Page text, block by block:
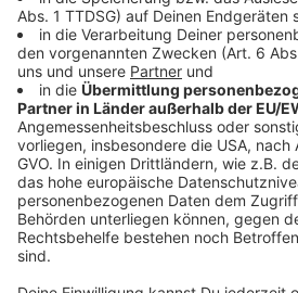
Verein, euren Verband oder eure
Sonderaktion "Das große
Ideen und Projekte ein. Wir dürfen
Ideen insgesamt 25.000 Euro
mitmachen? Dann füllt einfach
unten aus.
Anzeige
Die Bewerbungsphase ist zu Ende.